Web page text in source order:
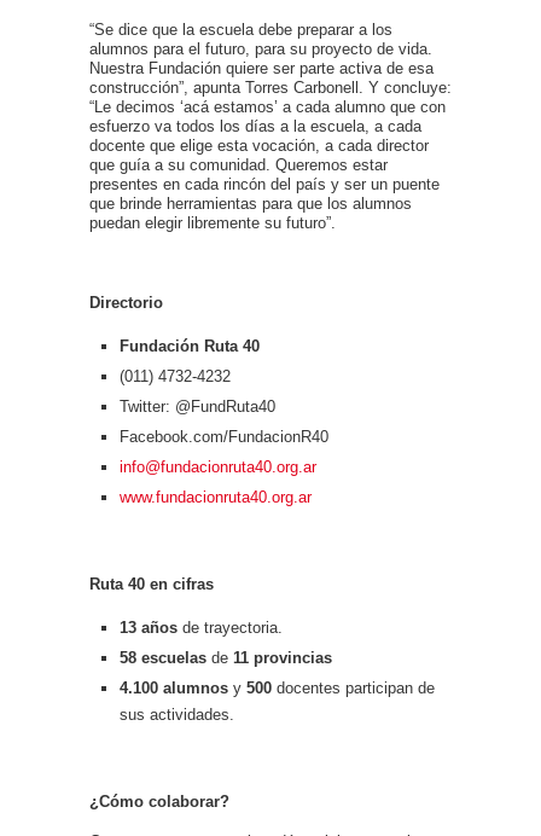
“Se dice que la escuela debe preparar a los
alumnos para el futuro, para su proyecto de vida.
Nuestra Fundación quiere ser parte activa de esa
construcción”, apunta Torres Carbonell. Y concluye:
“Le decimos ‘acá estamos’ a cada alumno que con
esfuerzo va todos los días a la escuela, a cada
docente que elige esta vocación, a cada director
que guía a su comunidad. Queremos estar
presentes en cada rincón del país y ser un puente
que brinde herramientas para que los alumnos
puedan elegir libremente su futuro”.
Directorio
Fundación Ruta 40
(011) 4732-4232
Twitter: @FundRuta40
Facebook.com/FundacionR40
info@fundacionruta40.org.ar
www.fundacionruta40.org.ar
Ruta 40 en cifras
13 años de trayectoria.
58 escuelas de 11 provincias
4.100 alumnos y 500 docentes participan de
sus actividades.
¿Cómo colaborar?